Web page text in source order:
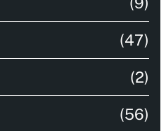
(47)
(2)
(56)